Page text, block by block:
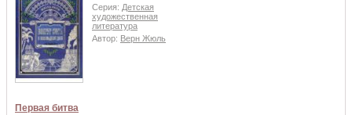
Серия: Детская
художественная
литература
Автор: Верн Жюль
Первая битва